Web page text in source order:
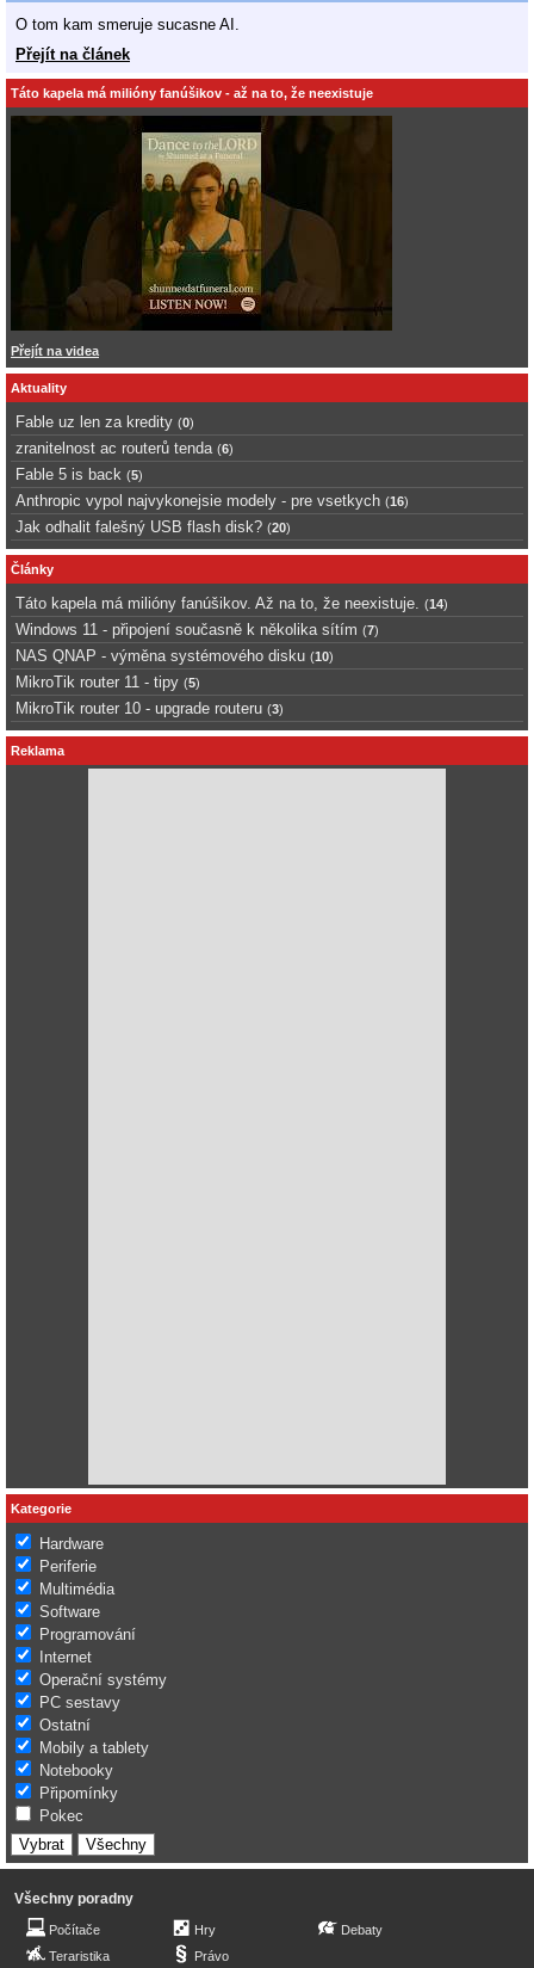
O tom kam smeruje sucasne AI.
Přejít na článek
Táto kapela má milióny fanúšikov - až na to, že neexistuje
Přejít na videa
Aktuality
Fable uz len za kredity (0)
zranitelnost ac routerů tenda (6)
Fable 5 is back (5)
Anthropic vypol najvykonejsie modely - pre vsetkych (16)
Jak odhalit falešný USB flash disk? (20)
Články
Táto kapela má milióny fanúšikov. Až na to, že neexistuje. (14)
Windows 11 - připojení současně k několika sítím (7)
NAS QNAP - výměna systémového disku (10)
MikroTik router 11 - tipy (5)
MikroTik router 10 - upgrade routeru (3)
Reklama
Kategorie
Hardware
Periferie
Multimédia
Software
Programování
Internet
Operační systémy
PC sestavy
Ostatní
Mobily a tablety
Notebooky
Připomínky
Pokec
Všechny poradny
Počítače
Teraristika
Hry
Právo
Debaty